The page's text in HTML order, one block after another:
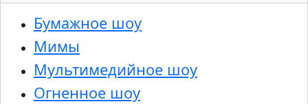
Бумажное шоу
Мимы
Мультимедийное шоу
Огненное шоу